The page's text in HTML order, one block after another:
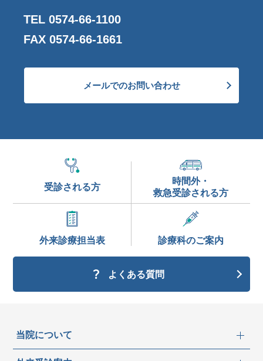
TEL 0574-66-1100
FAX 0574-66-1661
メールでのお問い合わせ
受診される方
時間外・
救急受診される方
外来診療担当表 診療科のご案内
よくある質問
当院について